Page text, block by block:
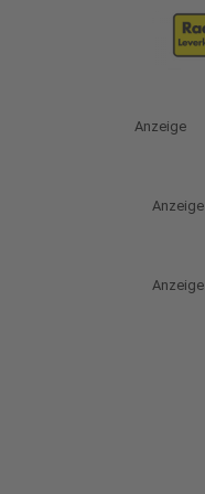
Anzeige
Anzeige
Anzeige